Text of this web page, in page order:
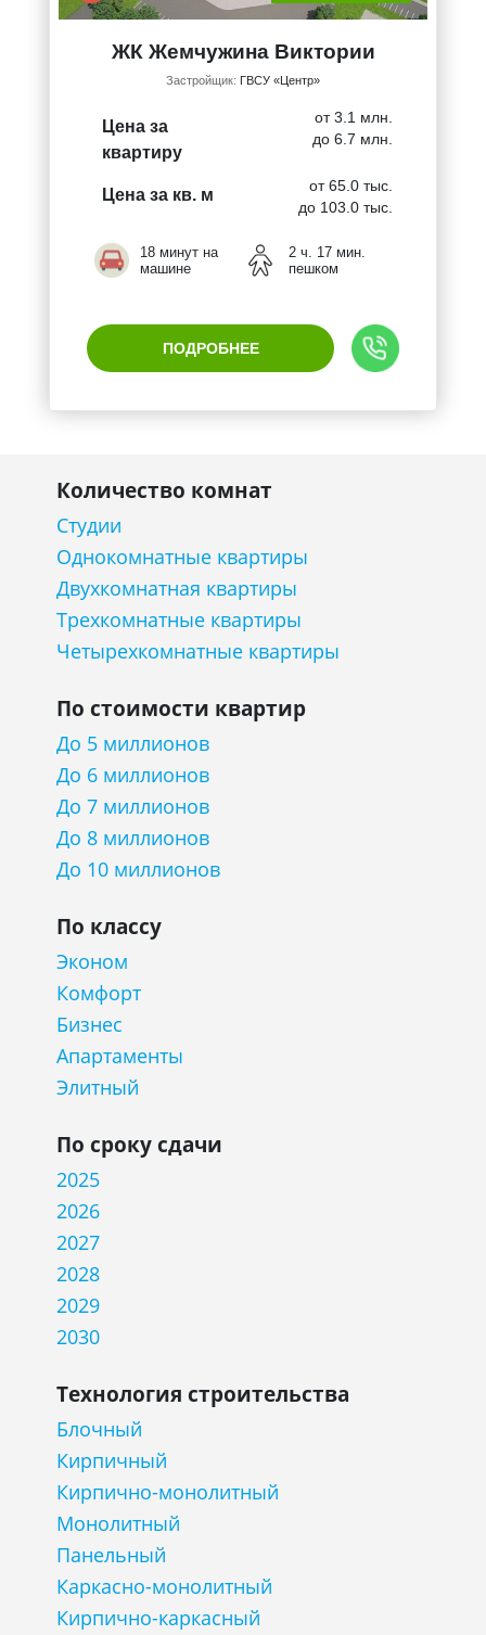
ЖК Жемчужина Виктории
Застройщик: ГВСУ «Центр»
Цена за
квартиру
от 3.1 млн.
до 6.7 млн.
Цена за кв. м
от 65.0 тыс.
до 103.0 тыс.
18 минут на
машине
2 ч. 17 мин.
пешком
ПОДРОБНЕЕ
Количество комнат
Студии
Однокомнатные квартиры
Двухкомнатная квартиры
Трехкомнатные квартиры
Четырехкомнатные квартиры
По стоимости квартир
До 5 миллионов
До 6 миллионов
До 7 миллионов
До 8 миллионов
До 10 миллионов
По классу
Эконом
Комфорт
Бизнес
Апартаменты
Элитный
По сроку сдачи
2025
2026
2027
2028
2029
2030
Технология строительства
Блочный
Кирпичный
Кирпично-монолитный
Монолитный
Панельный
Каркасно-монолитный
Кирпично-каркасный